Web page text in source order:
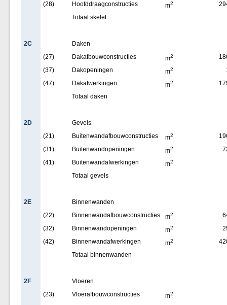
(28)
Hoofddraagconstructies m2
Totaal skelet
2C
Daken
(27)
Dakafbouwconstructies m2
(37)
Dakopeningen m2
(47)
Dakafwerkingen m2
Totaal daken
2D
Gevels
(21)
Buitenwandafbouwconstructies m2
(31)
Buitenwandopeningen m2
(41)
Buitenwandafwerkingen m2
Totaal gevels
2E
Binnenwanden
(22)
Binnenwandafbouwconstructies m2
(32)
Binnenwandopeningen m2
(42)
Binnenwandafwerkingen m2
Totaal binnenwanden
2F
Vloeren
(23)
Vloerafbouwconstructies m2